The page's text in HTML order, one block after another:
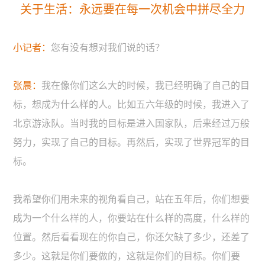
关于生活：永远要在每一次机会中拼尽全力
小记者： 您有没有想对我们说的话？
张晨： 我在像你们这么大的时候，我已经明确了自己的目
标，想成为什么样的人。比如五六年级的时候，我进入了
北京游泳队。当时我的目标是进入国家队，后来经过万般
努力，实现了自己的目标。再然后，实现了世界冠军的目
标。
我希望你们用未来的视角看自己，站在五年后，你们想要
成为一个什么样的人，你要站在什么样的高度，什么样的
位置。然后看看现在的你自己，你还欠缺了多少，还差了
多少。这就是你们要做的，这就是你们的目标。你们要